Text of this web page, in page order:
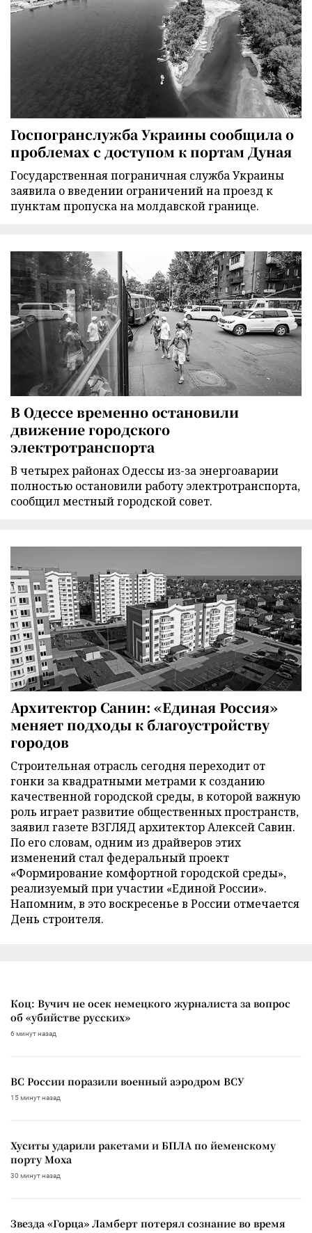
Госпогранслужба Украины сообщила о
проблемах с доступом к портам Дуная
Государственная пограничная служба Украины
заявила о введении ограничений на проезд к
пунктам пропуска на молдавской границе.
В Одессе временно остановили
движение городского
электротранспорта
В четырех районах Одессы из-за энергоаварии
полностью остановили работу электротранспорта,
сообщил местный городской совет.
Архитектор Санин: «Единая Россия»
меняет подходы к благоустройству
городов
Строительная отрасль сегодня переходит от
гонки за квадратными метрами к созданию
качественной городской среды, в которой важную
роль играет развитие общественных пространств,
заявил газете ВЗГЛЯД архитектор Алексей Савин.
По его словам, одним из драйверов этих
изменений стал федеральный проект
«Формирование комфортной городской среды»,
реализуемый при участии «Единой России».
Напомним, в это воскресенье в России отмечается
День строителя.
Коц: Вучич не осек немецкого журналиста за вопрос
об «убийстве русских»
6 минут назад
ВС России поразили военный аэродром ВСУ
15 минут назад
Хуситы ударили ракетами и БПЛА по йеменскому
порту Моха
30 минут назад
Звезда «Горца» Ламберт потерял сознание во время